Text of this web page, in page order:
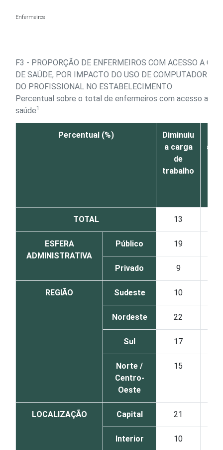
Enfermeiros
F3 - PROPORÇÃO DE ENFERMEIROS COM ACESSO A
DE SAÚDE, POR IMPACTO DO USO DE COMPUTADOR
DO PROFISSIONAL NO ESTABELECIMENTO
Percentual sobre o total de enfermeiros com acesso a
saúde1
Percentual (%)
Diminuiu
a carga
de
trabalho
TOTAL 13
ESFERA
ADMINISTRATIVA
Público 19
Privado 9
REGIÃO Sudeste 10
Nordeste 22
Sul 17
Norte /
Centro-
Oeste
15
LOCALIZAÇÃO Capital 21
Interior 10